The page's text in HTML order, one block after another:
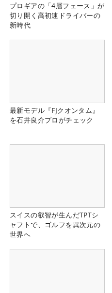
プロギアの「4層フェース」が
切り開く高初速ドライバーの
新時代
最新モデル『FJクオンタム』
を石井良介プロがチェック
スイスの叡智が生んだTPTシ
ャフトで、ゴルフを異次元の
世界へ